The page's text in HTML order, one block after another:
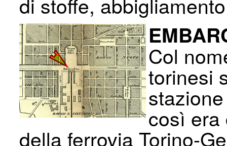
Col
torinesi
così era
della ferrovia Torino-